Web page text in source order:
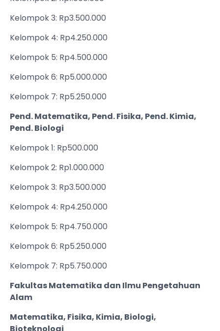
Kelompok 3: Rp3.500.000
Kelompok 4: Rp4.250.000
Kelompok 5: Rp4.500.000
Kelompok 6: Rp5.000.000
Kelompok 7: Rp5.250.000
Pend. Matematika, Pend. Fisika, Pend. Kimia,
Pend. Biologi
Kelompok 1: Rp500.000
Kelompok 2: Rp1.000.000
Kelompok 3: Rp3.500.000
Kelompok 4: Rp4.250.000
Kelompok 5: Rp4.750.000
Kelompok 6: Rp5.250.000
Kelompok 7: Rp5.750.000
Fakultas Matematika dan Ilmu Pengetahuan
Alam
Matematika, Fisika, Kimia, Biologi,